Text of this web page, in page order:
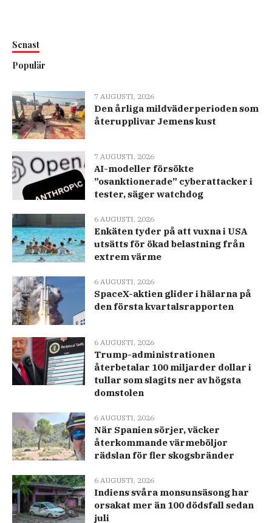
Senast
Populär
7 AUGUSTI, 2026
Den årliga mildväderperioden som
återupplivar Jemens kust
7 AUGUSTI, 2026
AI-modeller försökte
”osanktionerade” cyberattacker i
tester, säger watchdog
6 AUGUSTI, 2026
Enkäten tyder på att vuxna i USA
utsätts för ökad belastning från
extrem värme
6 AUGUSTI, 2026
SpaceX-aktien glider i hälarna på
den första kvartalsrapporten
6 AUGUSTI, 2026
Trump-administrationen
återbetalar 100 miljarder dollar i
tullar som slagits ner av högsta
domstolen
6 AUGUSTI, 2026
När Spanien sörjer, väcker
återkommande värmeböljor
rädslan för fler skogsbränder
6 AUGUSTI, 2026
Indiens svåra monsunsäsong har
orsakat mer än 100 dödsfall sedan
juli